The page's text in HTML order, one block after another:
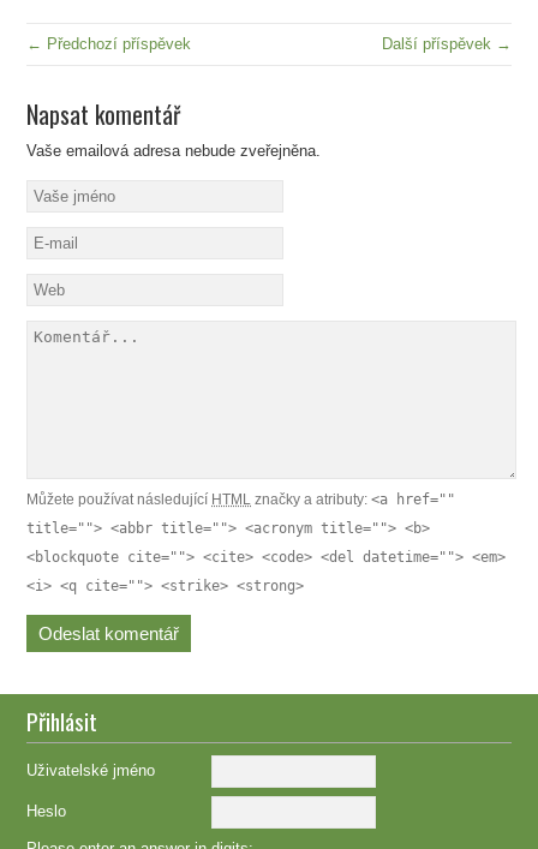
← Předchozí příspěvek Další příspěvek →
Napsat komentář
Vaše emailová adresa nebude zveřejněna.
Můžete používat následující HTML značky a atributy:<a href=""
title=""> <abbr title=""> <acronym title=""> <b>
<blockquote cite=""> <cite> <code> <del datetime=""> <em>
<i> <q cite=""> <strike> <strong>
Přihlásit
Uživatelské jméno
Heslo